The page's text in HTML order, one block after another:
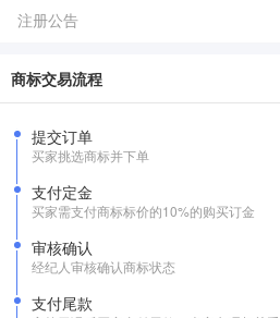
注册公告
商标交易流程
提交订单
买家挑选商标并下单
支付定金
买家需支付商标标价的10%的购买订金
审核确认
经纪人审核确认商标状态
支付尾款